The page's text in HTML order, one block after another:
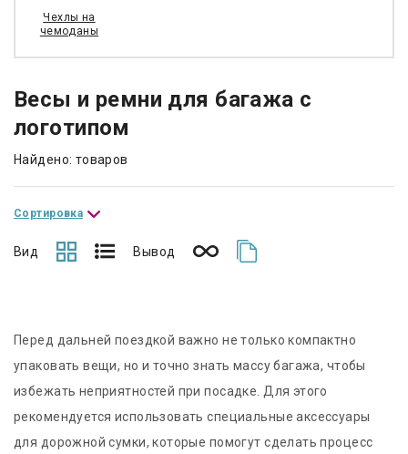
Чехлы на
чемоданы
Весы и ремни для багажа с
логотипом
Найдено: товаров
Сортировка
Вид Вывод
Перед дальней поездкой важно не только компактно
упаковать вещи, но и точно знать массу багажа, чтобы
избежать неприятностей при посадке. Для этого
рекомендуется использовать специальные аксессуары
для дорожной сумки, которые помогут сделать процесс